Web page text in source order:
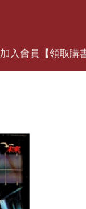
加入會員【領取購